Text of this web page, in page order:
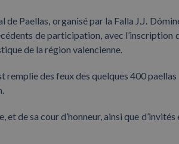
Paellas, organisé par la Falla J.J.
de participation, avec l’inscription
de la région valencienne.
remplie des feux des quelques 400 paellas
de sa cour d’honneur, ainsi que d’invités